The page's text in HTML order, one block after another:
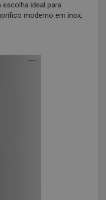
ideal para
moderno em inox,